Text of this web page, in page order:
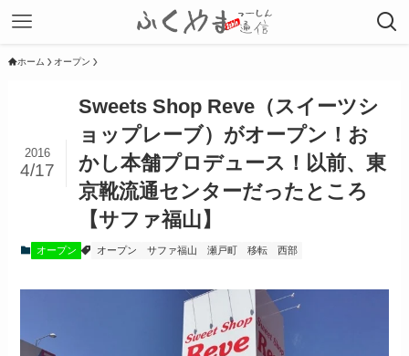
ホーム オープン
Sweets Shop Reve（スイーツシ
ョップレーブ）がオープン！お
かし本舗プロデュース！以前、東
京靴流通センターだったところ
【サファ福山】
2016
4/17
オープン オープン サファ福山 瀬戸町 移転 西部